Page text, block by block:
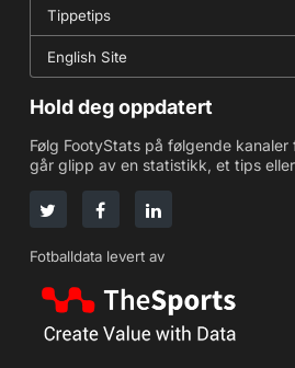
Tippetips
English Site
Hold deg oppdatert
Følg FootyStats på følgende
går glipp av en statistikk, et tips
Fotballdata levert av